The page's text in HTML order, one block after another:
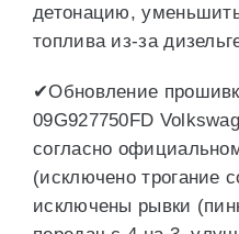
детонацию,
топлива из-за
✔Обновление
09G927750FD
согласно
(исключено трогание
исключены рывки